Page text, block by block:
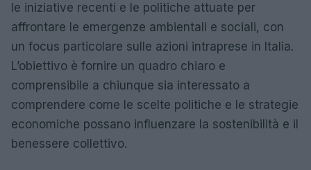
le iniziative recenti e le politiche attuate per
affrontare le emergenze ambientali e sociali, con
un focus particolare sulle azioni intraprese in Italia.
L’obiettivo è fornire un quadro chiaro e
comprensibile a chiunque sia interessato a
comprendere come le scelte politiche e le strategie
economiche possano influenzare la sostenibilità e il
benessere collettivo.